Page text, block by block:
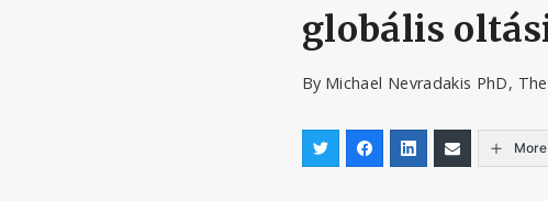
globális
By Michael Nevradakis PhD,
More